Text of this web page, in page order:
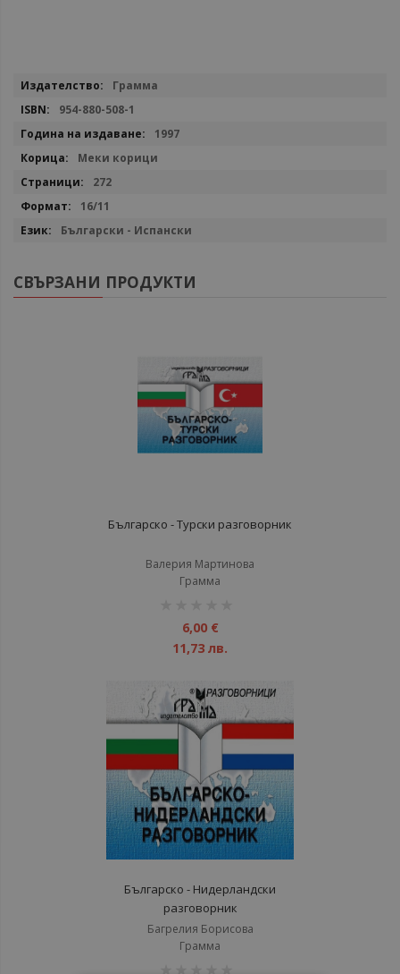
Повече
Грамма
954-880-508-1
1997
Меки корици
272
16/11
Български - Испански
СВЪРЗАНИ ПРОДУКТИ
Българско - Турски разговорник
Валерия Мартинова
Грамма
6,00 €
11,73 лв.
Българско - Нидерландски
разговорник
Багрелия Борисова
Грамма